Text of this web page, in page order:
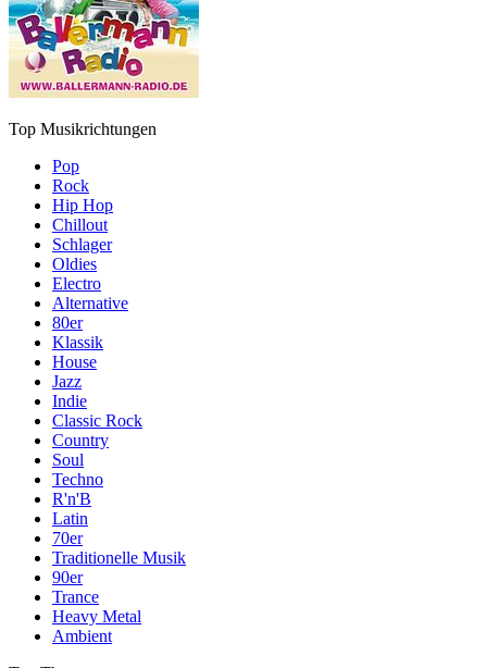
Top Musikrichtungen
Pop
Rock
Hip Hop
Chillout
Schlager
Oldies
Electro
Alternative
80er
Klassik
House
Jazz
Indie
Classic Rock
Country
Soul
Techno
R'n'B
Latin
70er
Traditionelle Musik
90er
Trance
Heavy Metal
Ambient